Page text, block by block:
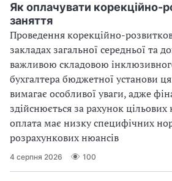
Як оплачувати корекційно-
заняття
Проведення корекційно-
закладах загальної середньої та
важливою складовою
бухгалтера бюджетної установи
вимагає особливої уваги, адже
здійснюється за рахунок цільових
оплата має низку специфічних
розрахункових нюансів
4 серпня 2026 100